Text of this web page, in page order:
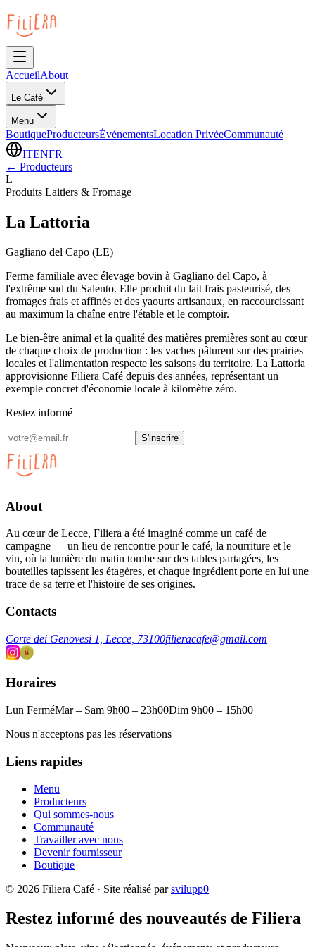
AccueilAbout
Le Café
Menu
BoutiqueProducteursÉvénementsLocation PrivéeCommunauté
ITENFR
← Producteurs
L
Produits Laitiers & Fromage
La Lattoria
Gagliano del Capo (LE)
Ferme familiale avec élevage bovin à Gagliano del Capo, à
l'extrême sud du Salento. Elle produit du lait frais pasteurisé, des
fromages frais et affinés et des yaourts artisanaux, en raccourcissant
au maximum la chaîne entre l'étable et le comptoir.
Le bien-être animal et la qualité des matières premières sont au cœur
de chaque choix de production : les vaches pâturent sur des prairies
locales et l'alimentation respecte les saisons du territoire. La Lattoria
approvisionne Filiera Café depuis des années, représentant un
exemple concret d'économie locale à kilomètre zéro.
Restez informé
S'inscrire
About
Au cœur de Lecce, Filiera a été imaginé comme un café de
campagne — un lieu de rencontre pour le café, la nourriture et le
vin, où la lumière du matin tombe sur des tables partagées, les
bouteilles tapissent les étagères, et chaque ingrédient porte en lui une
trace de sa terre et l'histoire de ses origines.
Contacts
Corte dei Genovesi 1, Lecce, 73100filieracafe@gmail.com
Horaires
Lun FerméMar – Sam 9h00 – 23h00Dim 9h00 – 15h00
Nous n'acceptons pas les réservations
Liens rapides
Menu
Producteurs
Qui sommes-nous
Communauté
Travailler avec nous
Devenir fournisseur
Boutique
© 2026 Filiera Café · Site réalisé par svilupp0
Restez informé des nouveautés de Filiera